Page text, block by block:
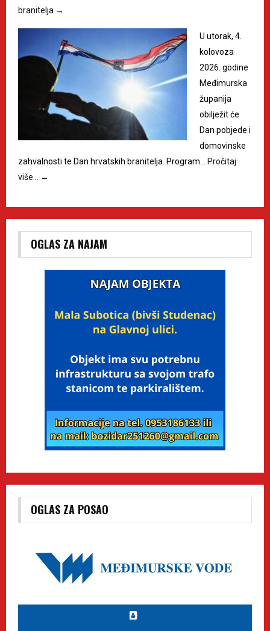
branitelja →
U utorak, 4.
kolovoza
2026. godine
Međimurska
županija
obilježit će
Dan pobjede i
domovinske
zahvalnosti te Dan hrvatskih branitelja. Program…
Pročitaj
više…
→
OGLAS ZA NAJAM
OGLAS ZA POSAO